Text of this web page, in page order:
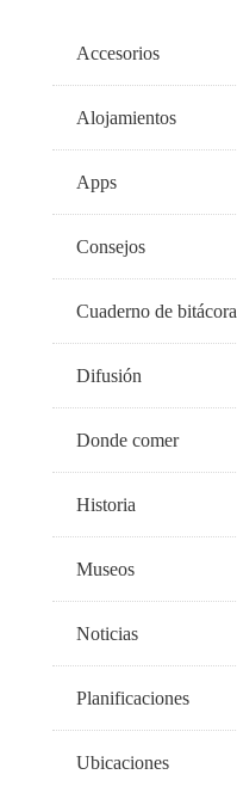
Accesorios
Alojamientos
Apps
Consejos
Cuaderno de bitácora
Difusión
Donde comer
Historia
Museos
Noticias
Planificaciones
Ubicaciones